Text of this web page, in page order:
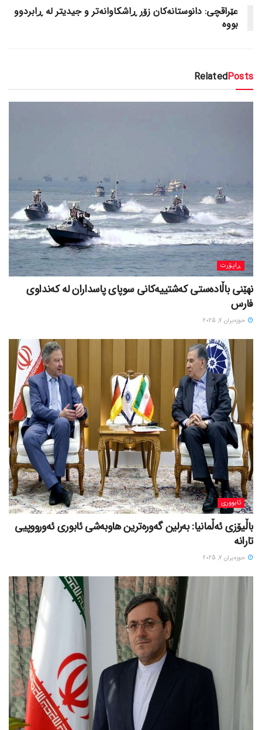
عێراقچی: دانوستانەکان زۆر ڕاشکاوانەتر و جیدیتر لە ڕابردوو
بووە
RelatedPosts
ڕاپۆرت
نهێنی باڵادەستی کەشتییەکانی سوپای پاسداران لە کەنداوی
فارس
حوزه‌یران 7, 2025
ئابووری
باڵیۆزی ئەڵمانیا: بەرلین گەورەترین هاوبەشی ئابوری ئەورووپیی
تارانە
حوزه‌یران 7, 2025